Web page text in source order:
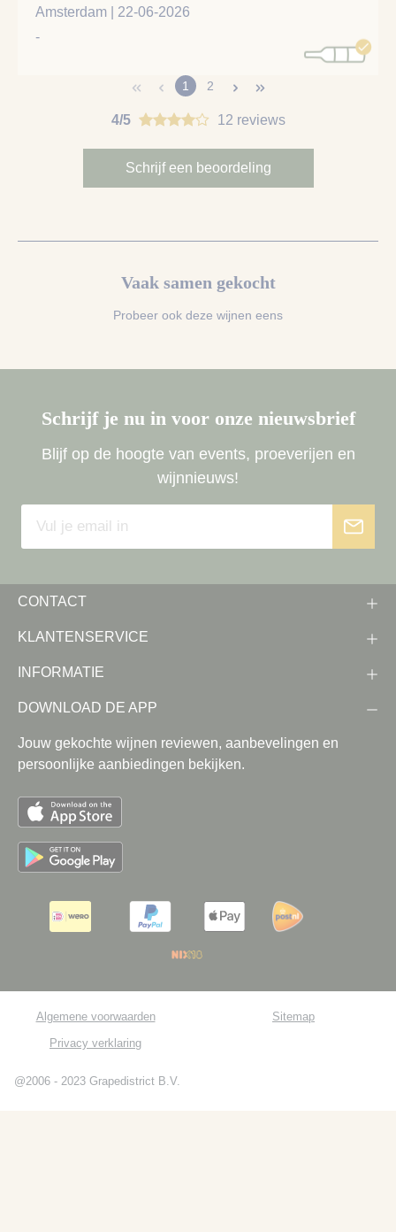
Amsterdam | 22-06-2026
-
1 2
4/5 12 reviews
Schrijf een beoordeling
Vaak samen gekocht
Probeer ook deze wijnen eens
Schrijf je nu in voor onze nieuwsbrief
Blijf op de hoogte van events, proeverijen en
wijnnieuws!
CONTACT
KLANTENSERVICE
INFORMATIE
DOWNLOAD DE APP
Jouw gekochte wijnen reviewen, aanbevelingen en
persoonlijke aanbiedingen bekijken.
Algemene voorwaarden
Privacy verklaring
Sitemap
@2006 - 2023 Grapedistrict B.V.